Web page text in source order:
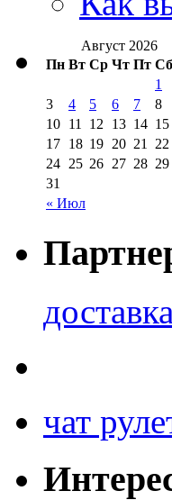
Август 2026
Пн Вт Ср Чт Пт Сб
« Июл
1
3
4 5 6 7 8
10 11 12 13 14 15
17 18 19 20 21 22
24 25 26 27 28 29
31
чат